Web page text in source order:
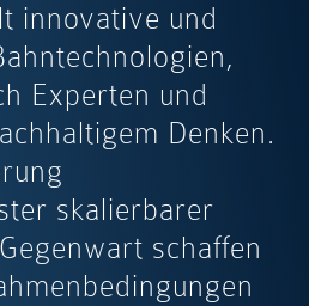
innovative und
Experten und
Denken.
skalierbarer
schaffen